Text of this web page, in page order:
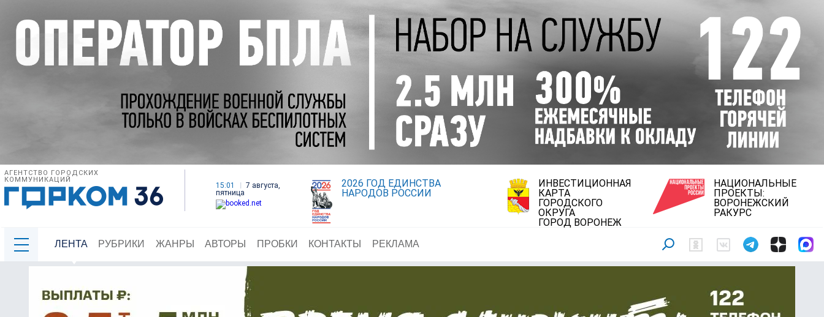
АГЕНТСТВО ГОРОДСКИХ
КОММУНИКАЦИЙ
15:01
7 августа,
пятница
2026 ГОД ЕДИНСТВА
НАРОДОВ РОССИИ
ИНВЕСТИЦИОННАЯ
КАРТА
ГОРОДСКОГО
ОКРУГА
ГОРОД ВОРОНЕЖ
НАЦИОНАЛЬНЫЕ
ПРОЕКТЫ:
ВОРОНЕЖСКИЙ
РАКУРС
ЛЕНТА РУБРИКИ ЖАНРЫ АВТОРЫ ПРОБКИ КОНТАКТЫ РЕКЛАМА